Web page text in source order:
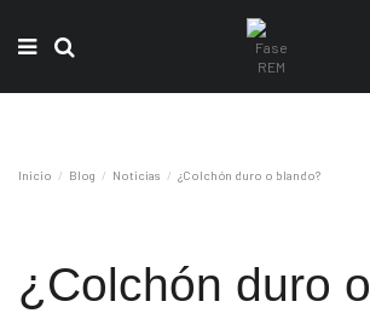
Inicio Blog Noticias ¿Colchón duro o blando?
¿Colchón duro o